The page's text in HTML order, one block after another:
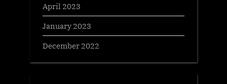
April 2023
January 2023
December 2022